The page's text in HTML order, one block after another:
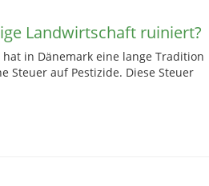
Landwirtschaft ruiniert?
in Dänemark eine lange Tradition
Steuer auf Pestizide. Diese Steuer